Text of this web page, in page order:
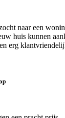
naar een
huis kunnen
erg